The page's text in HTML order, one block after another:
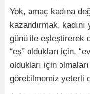
Yok, amaç kadına
kazandırmak,
günü ile eşleştirerek
“eş” oldukları için,
oldukları için
görebilmemiz yeterli